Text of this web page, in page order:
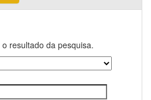
resultado da pesquisa.